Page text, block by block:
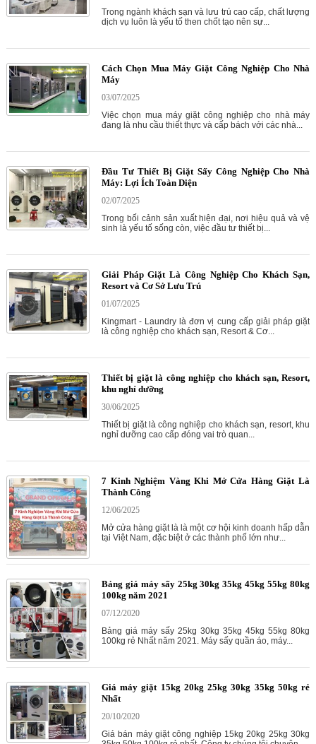
Trong ngành khách sạn và lưu trú cao cấp, chất lượng
dịch vụ luôn là yếu tố then chốt tạo nên sự...
Cách Chọn Mua Máy Giặt Công Nghiệp Cho Nhà
Máy
03/07/2025
Việc chọn mua máy giặt công nghiệp cho nhà máy
đang là nhu cầu thiết thực và cấp bách với các nhà...
Đầu Tư Thiết Bị Giặt Sấy Công Nghiệp Cho Nhà
Máy: Lợi Ích Toàn Diện
02/07/2025
Trong bối cảnh sản xuất hiện đại, nơi hiệu quả và vệ
sinh là yếu tố sống còn, việc đầu tư thiết bị...
Giải Pháp Giặt Là Công Nghiệp Cho Khách Sạn,
Resort và Cơ Sở Lưu Trú
01/07/2025
Kingmart - Laundry là đơn vị cung cấp giải pháp giặt
là công nghiệp cho khách sạn, Resort & Cơ...
Thiết bị giặt là công nghiệp cho khách sạn, Resort,
khu nghỉ dưỡng
30/06/2025
Thiết bị giặt là công nghiệp cho khách sạn, resort, khu
nghỉ dưỡng cao cấp đóng vai trò quan...
7 Kinh Nghiệm Vàng Khi Mở Cửa Hàng Giặt Là
Thành Công
12/06/2025
Mở cửa hàng giặt là là một cơ hội kinh doanh hấp dẫn
tại Việt Nam, đặc biệt ở các thành phố lớn như...
Bảng giá máy sấy 25kg 30kg 35kg 45kg 55kg 80kg
100kg năm 2021
07/12/2020
Bảng giá máy sấy 25kg 30kg 35kg 45kg 55kg 80kg
100kg rẻ Nhất năm 2021. Máy sấy quần áo, máy...
Giá máy giặt 15kg 20kg 25kg 30kg 35kg 50kg rẻ
Nhất
20/10/2020
Giá bán máy giặt công nghiệp 15kg 20kg 25kg 30kg